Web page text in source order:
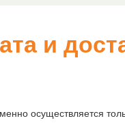
и
осуществляется